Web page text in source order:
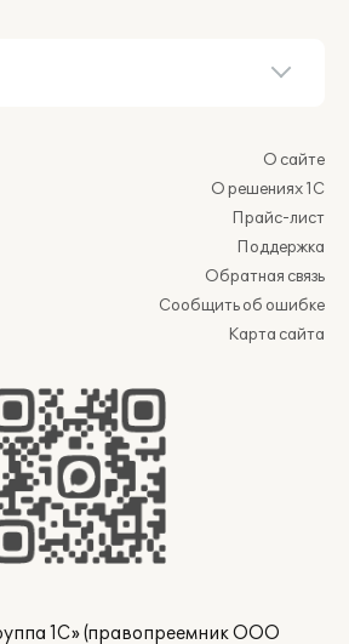
О сайте
О решениях 1С
Прайс-лист
Поддержка
Обратная связь
Сообщить об ошибке
Карта сайта
1С» (правопреемник ООО